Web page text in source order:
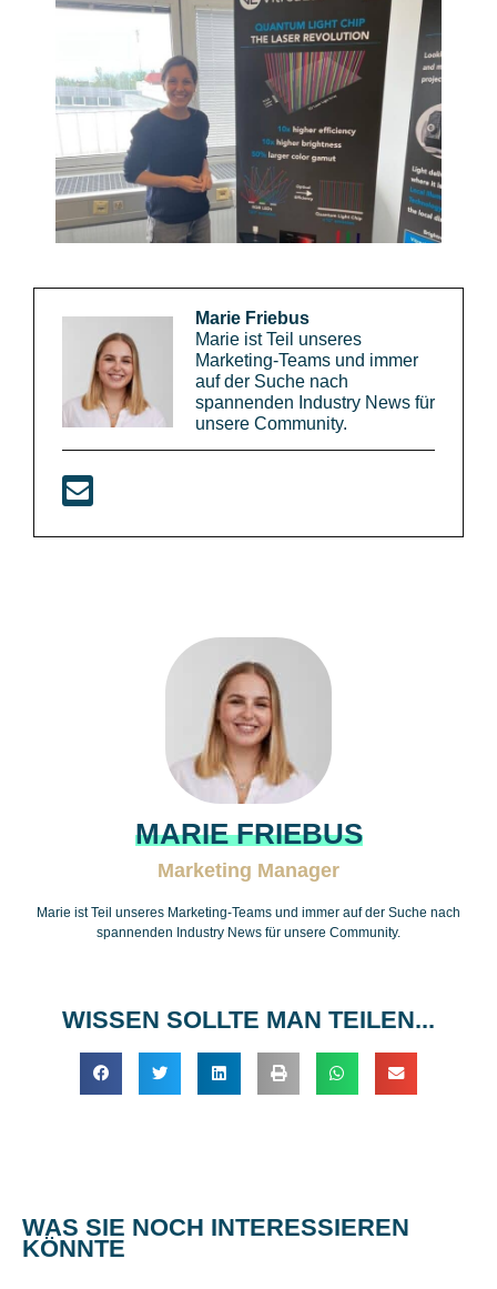
Marie Friebus
Marie ist Teil unseres
Marketing-Teams und immer
auf der Suche nach
spannenden Industry News für
unsere Community.
MARIE FRIEBUS
Marketing Manager
Marie ist Teil unseres Marketing-Teams und immer auf der Suche nach
spannenden Industry News für unsere Community.
WISSEN SOLLTE MAN TEILEN...
WAS SIE NOCH INTERESSIEREN
KÖNNTE